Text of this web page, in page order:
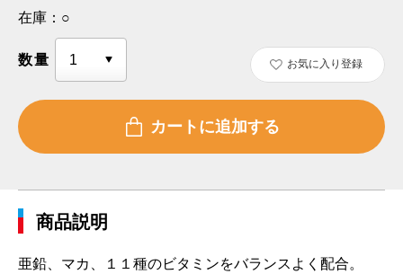
在庫： ○
数量 お気に入り登録
商品説明
亜鉛、マカ、１１種のビタミンをバランスよく配合。